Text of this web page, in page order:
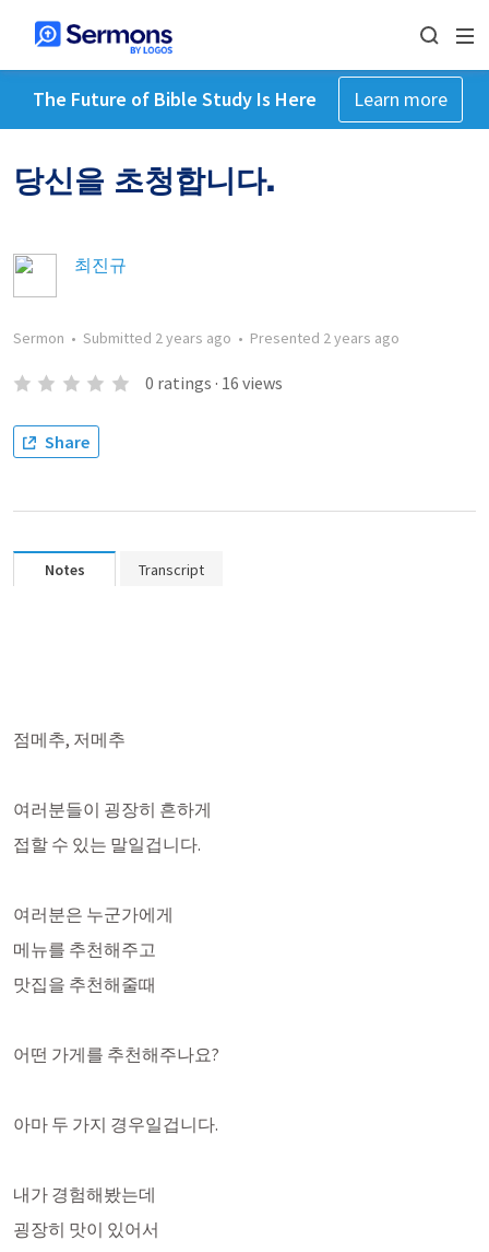
The Future of Bible Study Is Here Learn more
당신을 초청합니다.
최진규
Sermon • Submitted 2 years ago • Presented 2 years ago
0 ratings · 16 views
Share
Notes Transcript
점메추, 저메추
여러분들이 굉장히 흔하게
접할 수 있는 말일겁니다.
여러분은 누군가에게
메뉴를 추천해주고
맛집을 추천해줄때
어떤 가게를 추천해주나요?
아마 두 가지 경우일겁니다.
내가 경험해봤는데
굉장히 맛이 있어서